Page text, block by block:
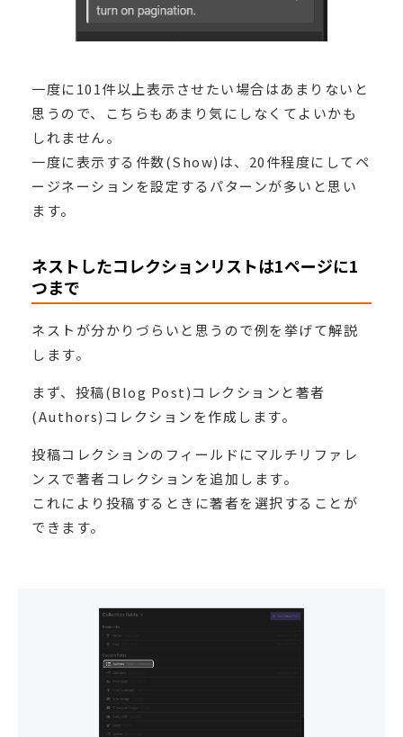
一度に101件以上表示させたい場合はあまりないと
思うので、こちらもあまり気にしなくてよいかも
しれません。
一度に表示する件数(Show)は、20件程度にしてペ
ージネーションを設定するパターンが多いと思い
ます。
ネストしたコレクションリストは1ページに1
つまで
ネストが分かりづらいと思うので例を挙げて解説
します。
まず、投稿(Blog Post)コレクションと著者
(Authors)コレクションを作成します。
投稿コレクションのフィールドにマルチリファレ
ンスで著者コレクションを追加します。
これにより投稿するときに著者を選択することが
できます。